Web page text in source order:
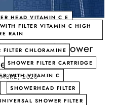
HEAD VITAMIN C E
FILTER VITAMIN C HIGH
RAIN
FILTER CHLORAMINE
SHOWER FILTER CARTRIDGE
WITH VITAMIN C
SHOWERHEAD FILTER
SHOWER FILTER
shower filter?
Universal shower
2020